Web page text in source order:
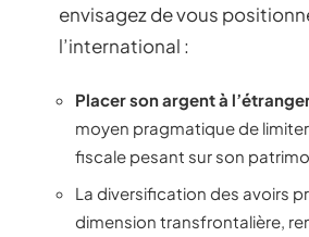
envisagez de vous
l’international :
Placer son argent à
moyen pragmatique de
fiscale pesant sur son
La diversification des avoirs
dimension transfrontalière,